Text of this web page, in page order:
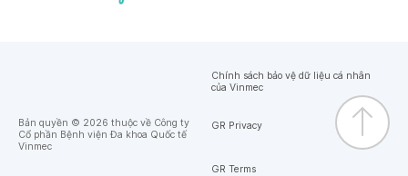
Bản quyền © 2026 thuộc về Công ty
Cổ phần Bệnh viện Đa khoa Quốc tế
Vinmec
Chính sách bảo vệ dữ liệu cá nhân
của Vinmec
GR Privacy
GR Terms